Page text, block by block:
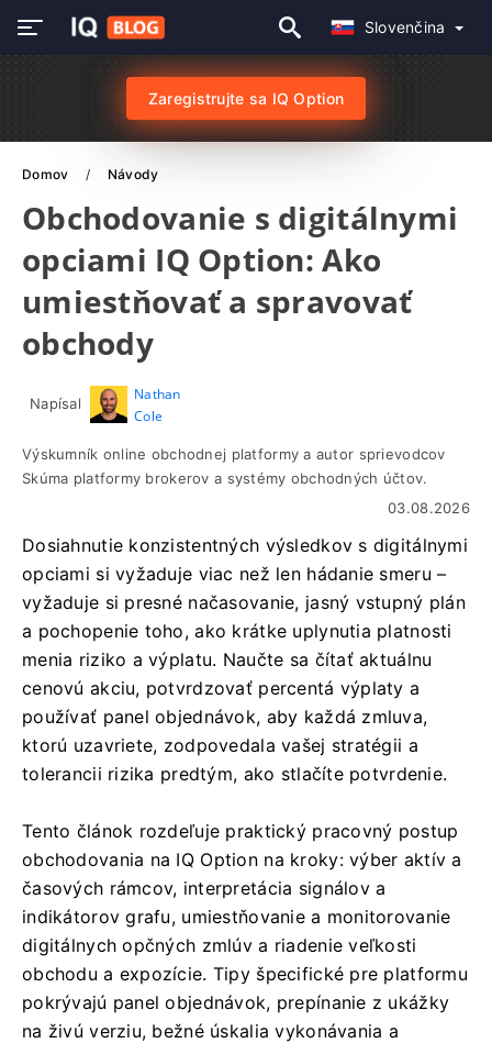
Slovenčina
Zaregistrujte sa IQ Option
Domov Návody
Obchodovanie s digitálnymi
opciami IQ Option: Ako
umiestňovať a spravovať
obchody
Napísal
Nathan
Cole
Výskumník online obchodnej platformy a autor sprievodcov
Skúma platformy brokerov a systémy obchodných účtov.
03.08.2026
Dosiahnutie konzistentných výsledkov s digitálnymi
opciami si vyžaduje viac než len hádanie smeru –
vyžaduje si presné načasovanie, jasný vstupný plán
a pochopenie toho, ako krátke uplynutia platnosti
menia riziko a výplatu. Naučte sa čítať aktuálnu
cenovú akciu, potvrdzovať percentá výplaty a
používať panel objednávok, aby každá zmluva,
ktorú uzavriete, zodpovedala vašej stratégii a
tolerancii rizika predtým, ako stlačíte potvrdenie.
Tento článok rozdeľuje praktický pracovný postup
obchodovania na IQ Option na kroky: výber aktív a
časových rámcov, interpretácia signálov a
indikátorov grafu, umiestňovanie a monitorovanie
digitálnych opčných zmlúv a riadenie veľkosti
obchodu a expozície. Tipy špecifické pre platformu
pokrývajú panel objednávok, prepínanie z ukážky
na živú verziu, bežné úskalia vykonávania a